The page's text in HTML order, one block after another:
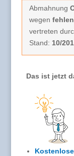
Abmahnung
wegen
vertreten
Stand: 10/
Das ist jetzt